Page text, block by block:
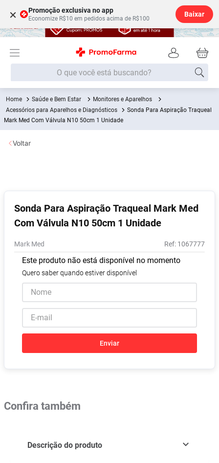
× Promoção exclusiva no app
Economize R$10 em pedidos acima de R$100
Baixar
O que você está buscando?
Saúde e Bem Estar
Monitores e Aparelhos
Acessórios para Aparelhos e Diagnósticos
Sonda Para Aspiração Traqueal
Mark Med Com Válvula N10 50cm 1 Unidade
Sonda Para Aspiração Traqueal Mark Med
Com Válvula N10 50cm 1 Unidade
Mark Med : 1067777
Este produto não está disponível no momento
Quero saber quando estiver disponível
Enviar
Voltar
Confira também
Descrição do produto
Termos mais buscados
1º Fralda
Desodorante
9º Vitamina D
10º Lavitan